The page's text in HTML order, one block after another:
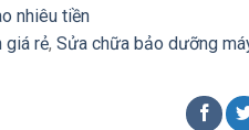
nhiêu tiền
giá rẻ, Sửa chữa bảo dưỡng